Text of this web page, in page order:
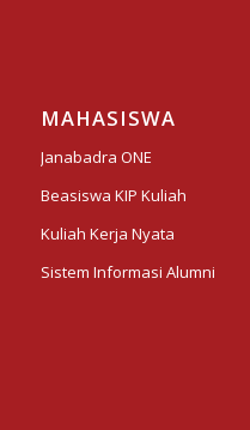
MAHASISWA
Janabadra ONE
Beasiswa KIP Kuliah
Kuliah Kerja Nyata
Sistem Informasi Alumni